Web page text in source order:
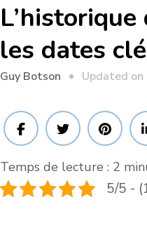
les dates
Guy Botson Updated on
Temps de lecture : 2
5/5 -